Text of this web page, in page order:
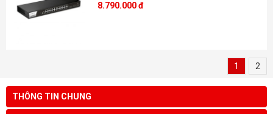
8.790.000 đ
1 2
THÔNG TIN CHUNG